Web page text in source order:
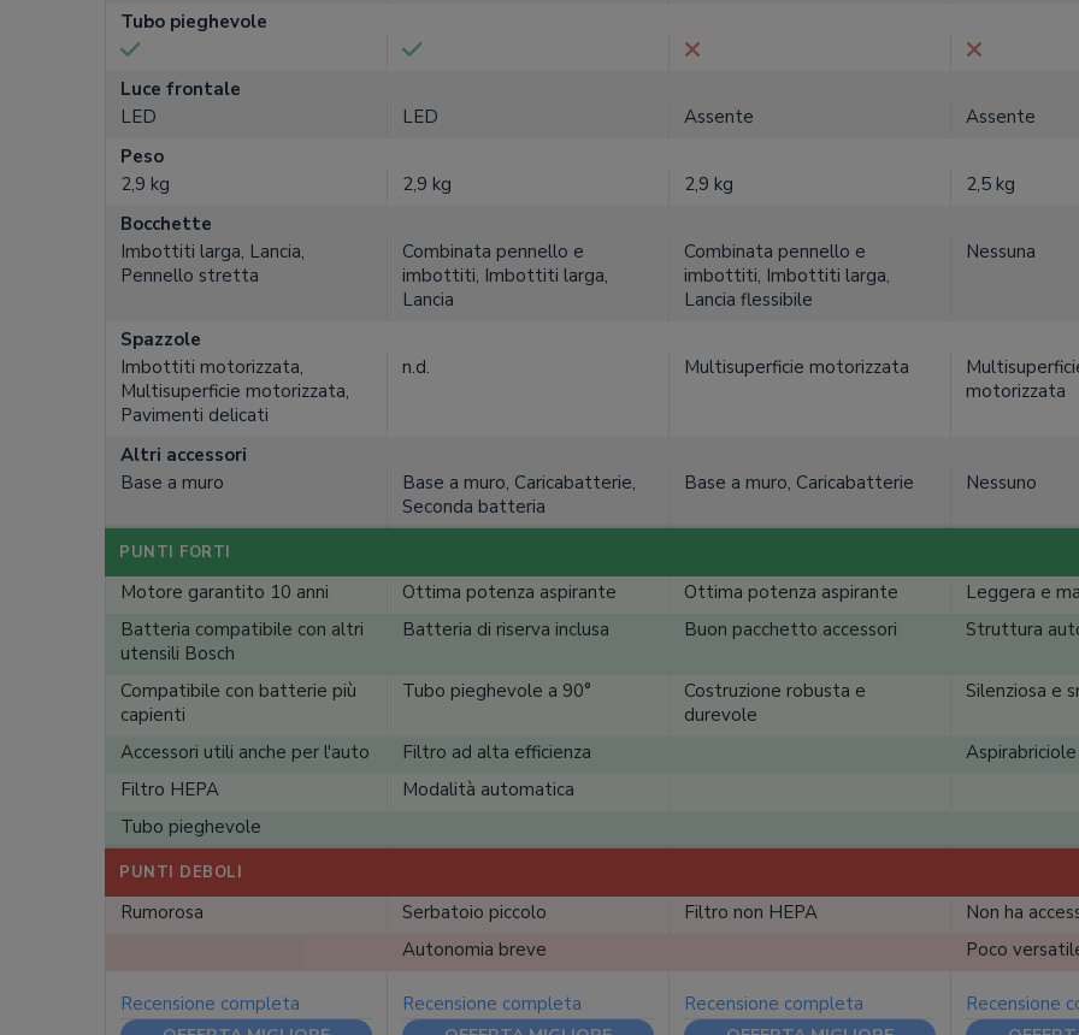
Tubo pieghevole
Luce frontale
LED
LED Assente Assente
Peso
2,9 kg
2,9 kg 2,9 kg 2,5 kg
Bocchette
Imbottiti larga, Lancia,
Pennello stretta
Combinata pennello e
imbottiti, Imbottiti larga,
Lancia
Combinata pennello e
imbottiti, Imbottiti larga,
Lancia flessibile
Nessuna
Spazzole
Imbottiti motorizzata,
Multisuperficie motorizzata,
Pavimenti delicati
n.d. Multisuperficie motorizzata
motorizzata
Altri accessori
Base a muro
Base a muro, Caricabatterie,
Seconda batteria
Base a muro, Caricabatterie Nessuno
PUNTI FORTI
Motore garantito 10 anni Ottima potenza aspirante Ottima potenza aspirante Leggera e
Batteria compatibile con altri
utensili Bosch
Batteria di riserva inclusa Buon pacchetto accessori Struttura
Compatibile con batterie più
capienti
Tubo pieghevole a 90°
Costruzione robusta e
durevole
Silenziosa e
Accessori utili anche per l'auto
Filtro ad alta efficienza
Filtro HEPA
Modalità automatica
Tubo pieghevole
PUNTI DEBOLI
Rumorosa Serbatoio piccolo Filtro non HEPA Non ha
Autonomia breve
Poco
Recensione completa Recensione completa Recensione completa Recensione